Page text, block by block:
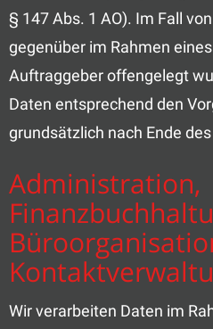
§ 147 Abs. 1 AO). Im Fall
gegenüber im Rahmen
Auftraggeber offengelegt
Daten entsprechend den
grundsätzlich nach Ende
Administration,
Wir verarbeiten Daten im